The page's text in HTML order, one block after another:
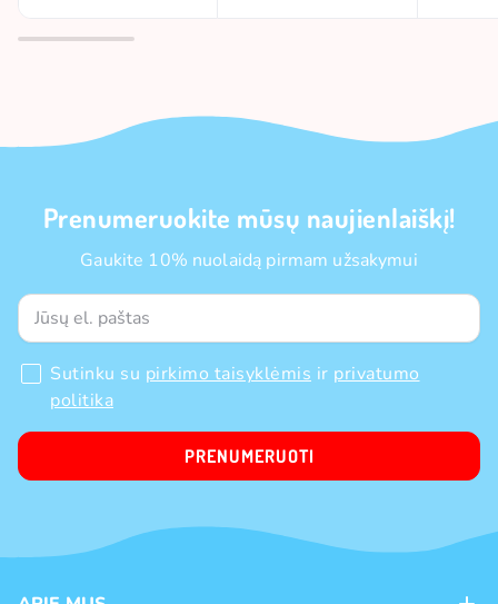
Prenumeruokite mūsų naujienlaiškį!
Gaukite 10% nuolaidą pirmam užsakymui
Sutinku su pirkimo taisyklėmis ir privatumo
politika
PRENUMERUOTI